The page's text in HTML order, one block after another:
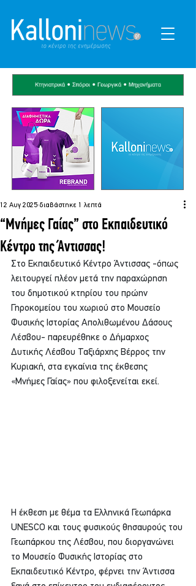
“Μνήμες Γαίας” στο Εκπαιδευτικό
Κέντρο της Άντισσας!
12 Αυγ 2025 διαβάστηκε 1 λεπτά
Στο Εκπαιδευτικό Κέντρο Άντισσας -όπως
λειτουργεί πλέον μετά την παραχώρηση
του δημοτικού κτηρίου του πρώην
Γηροκομείου του χωριού στο Μουσείο
Φυσικής Ιστορίας Απολιθωμένου Δάσους
Λέσβου- παρευρέθηκε ο Δήμαρχος
Δυτικής Λέσβου Ταξιάρχης Βέρρος την
Κυριακή, στα εγκαίνια της έκθεσης
«Μνήμες Γαίας» που φιλοξενείται εκεί.
Η έκθεση με θέμα τα Ελληνικά Γεωπάρκα
UNESCO και τους φυσικούς θησαυρούς του
Γεωπάρκου της Λέσβου, που διοργανώνει
το Μουσείο Φυσικής Ιστορίας στο
Εκπαιδευτικό Κέντρο, φέρνει την Άντισσα